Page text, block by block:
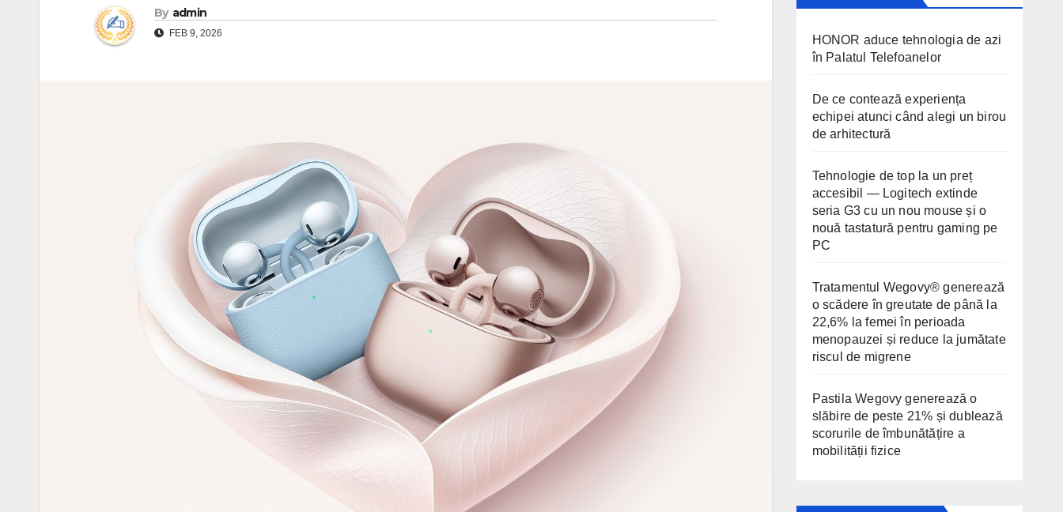
By admin
FEB 9, 2026
HONOR aduce tehnologia de azi
în Palatul Telefoanelor
De ce contează experiența
echipei atunci când alegi un birou
de arhitectură
Tehnologie de top la un preț
accesibil — Logitech extinde
seria G3 cu un nou mouse și o
nouă tastatură pentru gaming pe
PC
Tratamentul Wegovy® generează
o scădere în greutate de până la
22,6% la femei în perioada
menopauzei și reduce la jumătate
riscul de migrene
Pastila Wegovy generează o
slăbire de peste 21% și dublează
scorurile de îmbunătățire a
mobilității fizice